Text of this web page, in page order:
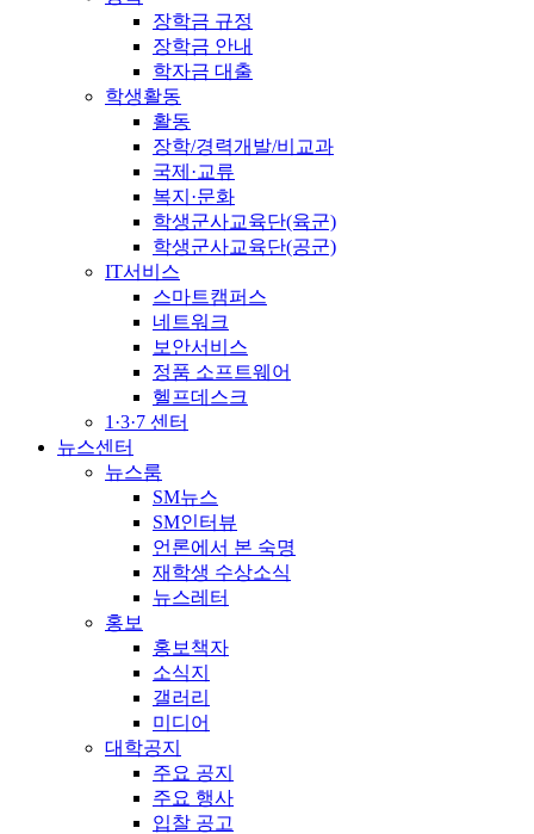
장학금 규정
장학금 안내
학자금 대출
학생활동
활동
장학/경력개발/비교과
국제·교류
복지·문화
학생군사교육단(육군)
학생군사교육단(공군)
IT서비스
스마트캠퍼스
네트워크
보안서비스
정품 소프트웨어
헬프데스크
1·3·7 센터
뉴스센터
뉴스룸
SM뉴스
SM인터뷰
언론에서 본 숙명
재학생 수상소식
뉴스레터
홍보
홍보책자
소식지
갤러리
미디어
대학공지
주요 공지
주요 행사
입찰 공고